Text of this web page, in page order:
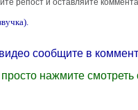
репост и оставляйте
сообщите в
нажмите смотреть